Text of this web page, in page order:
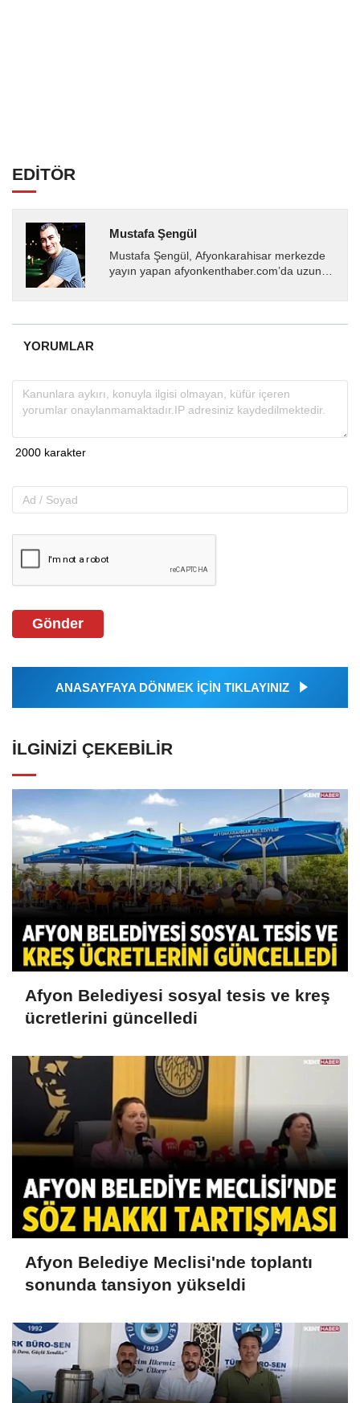
EDİTÖR
Mustafa Şengül
Mustafa Şengül, Afyonkarahisar merkezde
yayın yapan afyonkenthaber.com’da uzun
almakta, haber akışı...
YORUMLAR
Gönder
ANASAYFAYA DÖNMEK İÇİN TIKLAYINIZ
İLGINIZI ÇEKEBILIR
Afyon Belediyesi sosyal tesis ve kreş
ücretlerini güncelledi
Afyon Belediye Meclisi'nde toplantı
sonunda tansiyon yükseldi